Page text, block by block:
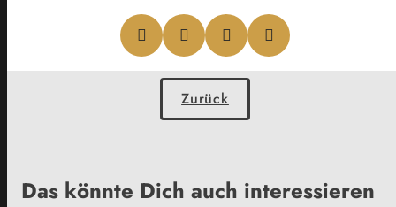
Zurück
Das könnte Dich auch interessieren